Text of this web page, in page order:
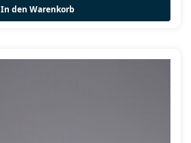
In den Warenkorb